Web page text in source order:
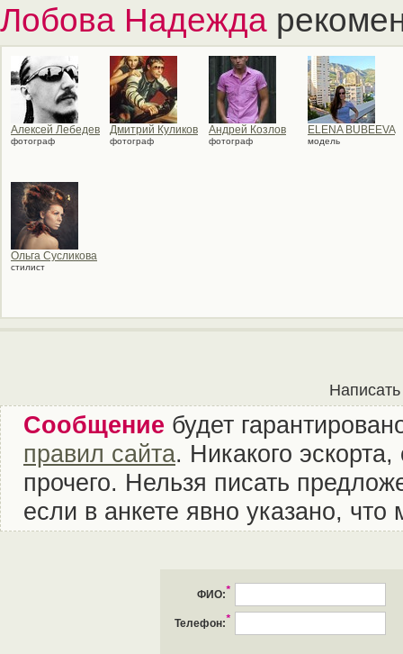
Лобова Надежда
Алексей Лебедев
фотограф
Дмитрий Куликов
фотограф
Андрей Козлов
фотограф
ELENA BUBEEVA
модель
Ольга Сусликова
стилист
Сообщение будет
правил сайта. Никакого
прочего. Нельзя писать
если в анкете явно указано,
ФИО:*
Телефон:*